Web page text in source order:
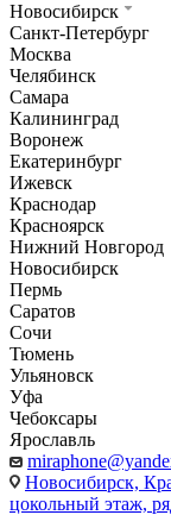
Новосибирск
Санкт-Петербург
Москва
Челябинск
Самара
Калининград
Воронеж
Екатеринбург
Ижевск
Краснодар
Красноярск
Нижний Новгород
Новосибирск
Пермь
Саратов
Сочи
Тюмень
Ульяновск
Уфа
Чебоксары
Ярославль
Новосибирск,
цокольный этаж,